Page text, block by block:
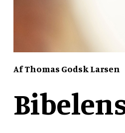
Af Thomas Godsk Larsen